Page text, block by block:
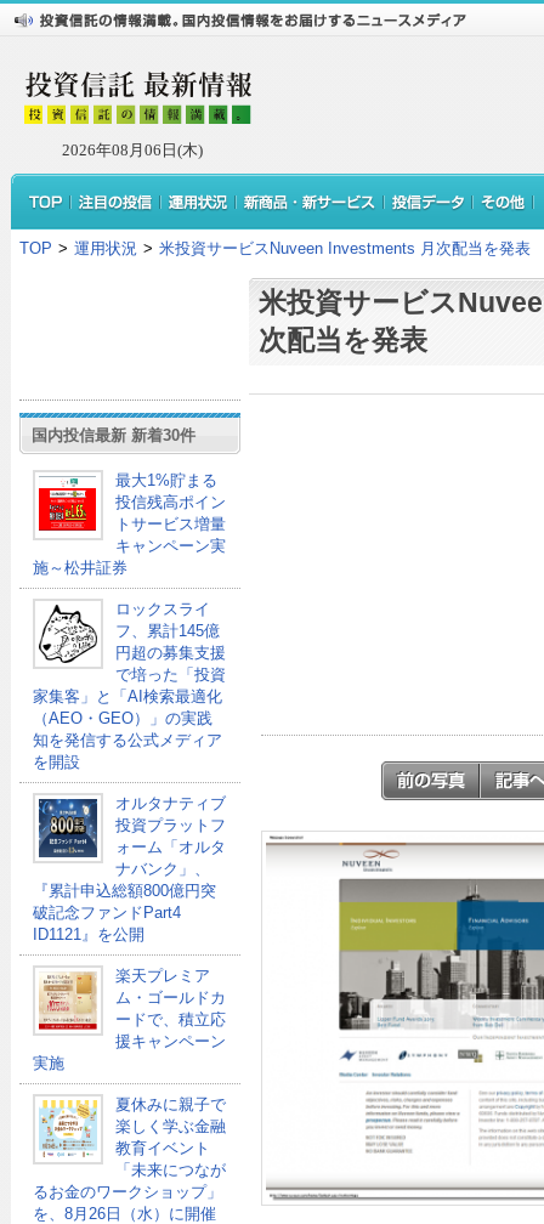
2026年08月06日(木)
TOP > 運用状況 > 米投資サービスNuveen Investments 月次配当を発表
国内投信最新 新着30件
最大1%貯まる
投信残高ポイン
トサービス増量
キャンペーン実
施～松井証券
ロックスライ
フ、累計145億
円超の募集支援
で培った「投資
家集客」と「AI検索最適化
（AEO・GEO）」の実践
知を発信する公式メディア
を開設
オルタナティブ
投資プラットフ
ォーム「オルタ
ナバンク」、
『累計申込総額800億円突
破記念ファンドPart4
ID1121』を公開
楽天プレミア
ム・ゴールドカ
ードで、積立応
援キャンペーン
実施
夏休みに親子で
楽しく学ぶ金融
教育イベント
「未来につなが
るお金のワークショップ」
を、8月26日（水）に開催
米投資サービス
次配当を発表